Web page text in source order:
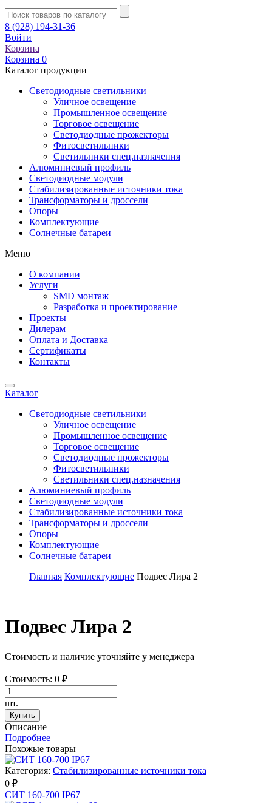
8 (928) 194-31-36
Войти
Корзина
Корзина 0
Каталог продукции
Светодиодные светильники
Уличное освещение
Промышленное освещение
Торговое освещение
Светодиодные прожекторы
Фитосветильники
Светильники спец.назначения
Алюминиевый профиль
Светодиодные модули
Стабилизированные источники тока
Трансформаторы и дроссели
Опоры
Комплектующие
Солнечные батареи
Меню
О компании
Услуги
SMD монтаж
Разработка и проектирование
Проекты
Дилерам
Оплата и Доставка
Сертификаты
Контакты
Каталог
Светодиодные светильники
Уличное освещение
Промышленное освещение
Торговое освещение
Светодиодные прожекторы
Фитосветильники
Светильники спец.назначения
Алюминиевый профиль
Светодиодные модули
Стабилизированные источники тока
Трансформаторы и дроссели
Опоры
Комплектующие
Солнечные батареи
Главная Комплектующие Подвес Лира 2
Подвес Лира 2
Стоимость и наличие уточняйте у менеджера
Стоимость: 0 ₽
шт.
Купить
Описание
Подробнее
Похожые товары
Категория: Стабилизированные источники тока
0 ₽
СИТ 160-700 IP67